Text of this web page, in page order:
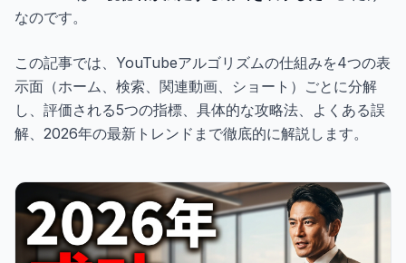
なのです。
この記事では、YouTubeアルゴリズムの仕組みを4つの表
示面（ホーム、検索、関連動画、ショート）ごとに分解
し、評価される5つの指標、具体的な攻略法、よくある誤
解、2026年の最新トレンドまで徹底的に解説します。